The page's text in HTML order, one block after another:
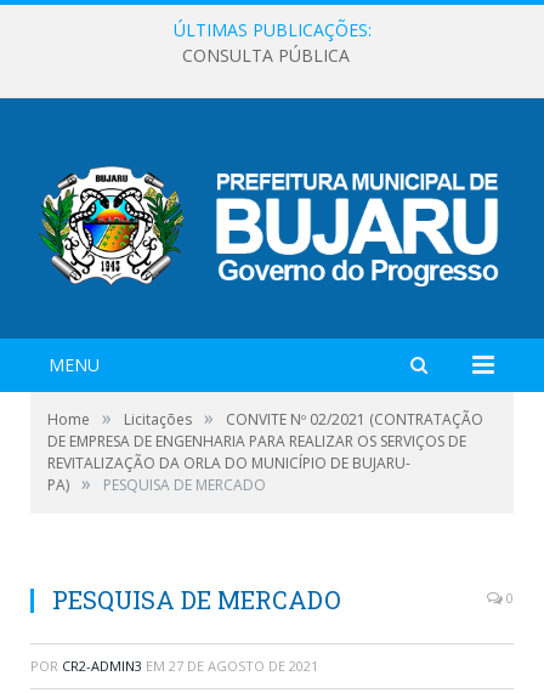
ÚLTIMAS PUBLICAÇÕES:
CONSULTA PÚBLICA
MENU
Home » Licitações »
CONVITE Nº 02/2021 (CONTRATAÇÃO
DE EMPRESA DE ENGENHARIA PARA REALIZAR OS SERVIÇOS DE
REVITALIZAÇÃO DA ORLA DO MUNICÍPIO DE BUJARU-
PA) » PESQUISA DE MERCADO
PESQUISA DE MERCADO 0
POR CR2-ADMIN3 EM 27 DE AGOSTO DE 2021